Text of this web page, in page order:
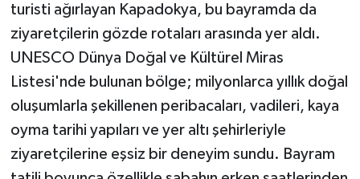
turisti ağırlayan Kapadokya, bu bayramda da
ziyaretçilerin gözde rotaları arasında yer aldı.
UNESCO Dünya Doğal ve Kültürel Miras
Listesi'nde bulunan bölge; milyonlarca yıllık doğal
oluşumlarla şekillenen peribacaları, vadileri, kaya
oyma tarihi yapıları ve yer altı şehirleriyle
ziyaretçilerine eşsiz bir deneyim sundu. Bayram